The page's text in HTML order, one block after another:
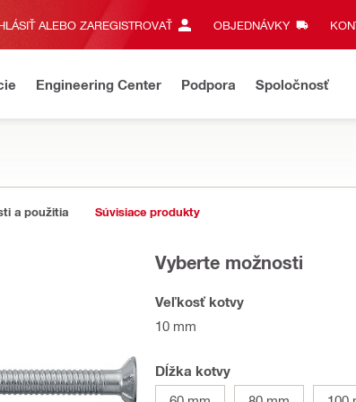
ALEBO ZAREGISTROVAŤ OBJEDNÁVKY
Engineering Center Podpora Spoločnosť
a použitia Súvisiace produkty
Vyberte možnosti
Veľkosť kotvy
10 mm
Dĺžka kotvy